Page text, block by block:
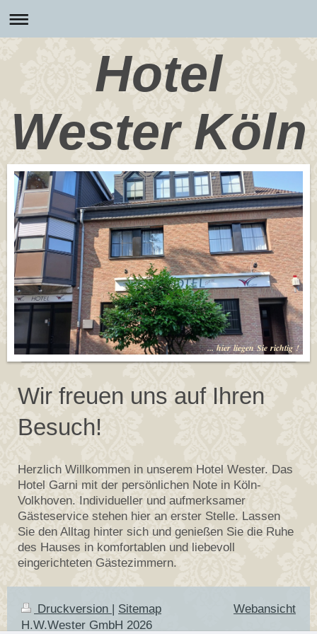
Hotel
Wester Köln
... hier liegen Sie richtig !
Wir freuen uns auf Ihren
Besuch!
Herzlich Willkommen in unserem Hotel Wester. Das
Hotel Garni mit der persönlichen Note in Köln-
Volkhoven. Individueller und aufmerksamer
Gästeservice stehen hier an erster Stelle. Lassen
Sie den Alltag hinter sich und genießen Sie die Ruhe
des Hauses in komfortablen und liebevoll
eingerichteten Gästezimmern.
Druckversion | Sitemap
H.W.Wester GmbH 2026
Webansicht